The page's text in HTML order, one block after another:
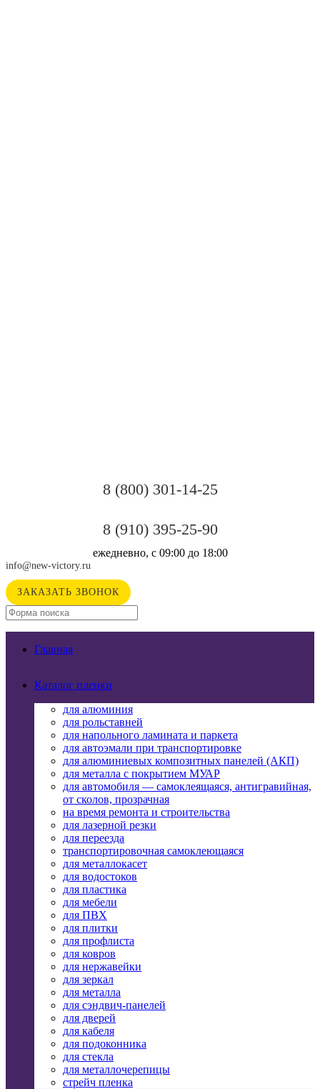
8 (800) 301-14-25
8 (910) 395-25-90
ежедневно, с 09:00 до 18:00
info@new-victory.ru
ЗАКАЗАТЬ ЗВОНОК
Главная
Каталог пленки
для алюминия
для рольставней
для напольного ламината и паркета
для автоэмали при транспортировке
для алюминиевых композитных панелей (АКП)
для металла с покрытием МУАР
для автомобиля — самоклеящаяся, антигравийная,
от сколов, прозрачная
на время ремонта и строительства
для лазерной резки
для переезда
транспортировочная самоклеющаяся
для металлокасет
для водостоков
для пластика
для мебели
для ПВХ
для плитки
для профлиста
для ковров
для нержавейки
для зеркал
для металла
для сэндвич-панелей
для дверей
для кабеля
для подоконника
для стекла
для металлочерепицы
стрейч пленка